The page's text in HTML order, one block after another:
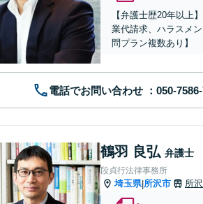
【弁護士歴20年以上
業代請求、ハラスメ
問プラン複数あり】
電話でお問い合わせ
鶴羽 良弘 弁護士
段貞行法律事務所
埼玉県|所沢市 所